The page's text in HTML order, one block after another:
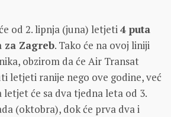
od 2. lipnja (juna) letjeti4 puta
Zagreb. Tako će na ovoj liniji
obzirom da će Air Transat
letjeti ranije nego ove godine, već
letjet će sa dva tjedna leta od 3.
(oktobra), dok će prva dva i